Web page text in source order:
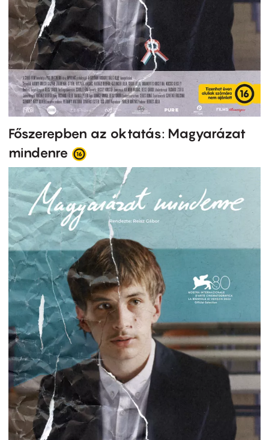
Főszerepben az oktatás: Magyarázat
mindenre